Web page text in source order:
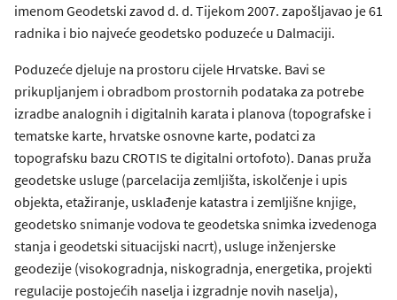
imenom Geodetski zavod d. d. Tijekom 2007. zapošljavao je 61
radnika i bio najveće geodetsko poduzeće u Dalmaciji.
Poduzeće djeluje na prostoru cijele Hrvatske. Bavi se
prikupljanjem i obradbom prostornih podataka za potrebe
izradbe analognih i digitalnih karata i planova (topografske i
tematske karte, hrvatske osnovne karte, podatci za
topografsku bazu CROTIS te digitalni ortofoto). Danas pruža
geodetske usluge (parcelacija zemljišta, iskolčenje i upis
objekta, etažiranje, usklađenje katastra i zemljišne knjige,
geodetsko snimanje vodova te geodetska snimka izvedenoga
stanja i geodetski situacijski nacrt), usluge inženjerske
geodezije (visokogradnja, niskogradnja, energetika, projekti
regulacije postojećih naselja i izgradnje novih naselja),